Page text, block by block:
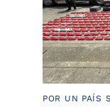
POR UN PAÍS